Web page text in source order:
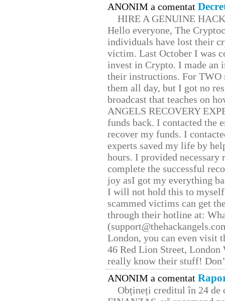
ANONIM a comentat
HIRE A GENUINE
Hello everyone, The
individuals have lost their
victim. Last October I was
invest in Crypto. I made
their instructions. For TWO
them all day, but I got no
broadcast that teaches on
ANGELS RECOVERY
funds back. I contacted the
recover my funds. I
experts saved my life by
hours. I provided
complete the successful
joy asI got my everything
I will not hold this to
scammed victims can get
through their hotline at:
London, you can even visit
46 Red Lion Street, London
really know their stuff!
ANONIM a comentat
Obțineți creditul în 24 de